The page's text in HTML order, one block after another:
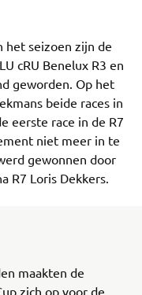
het seizoen zijn de
cRU Benelux R3 en
geworden. Op het
beide races in
eerste race in de R7
niet meer in te
gewonnen door
R7 Loris Dekkers.
maakten de
zich op voor de